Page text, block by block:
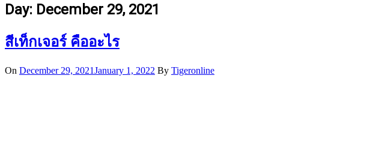
Day: December 29, 2021
สีเท็กเจอร์ คืออะไร
On December 29, 2021January 1, 2022 By Tigeronline